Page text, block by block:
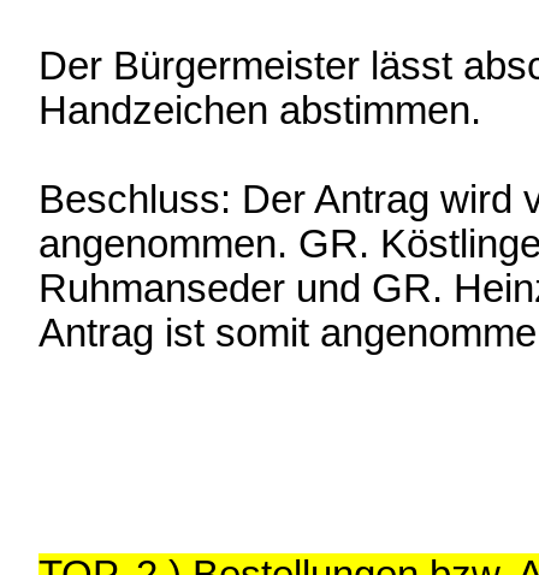
Der Bürgermeister lässt
Handzeichen abstimmen.
Beschluss: Der Antrag wird
angenommen. GR.
Ruhmanseder und GR.
Antrag ist somit